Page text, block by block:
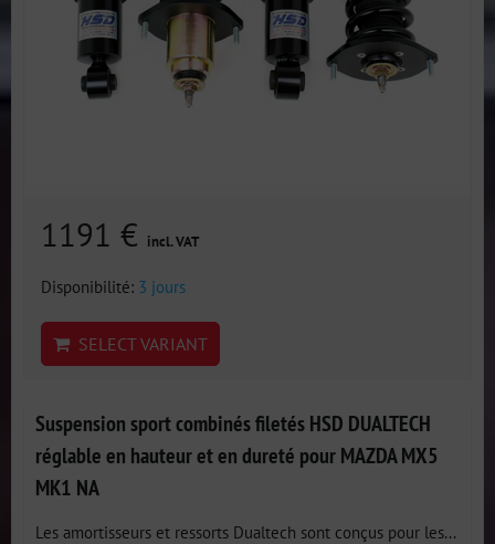
1191 € incl. VAT
Disponibilité: 3 jours
SELECT VARIANT
Suspension sport combinés filetés HSD DUALTECH
réglable en hauteur et en dureté pour MAZDA MX5
MK1 NA
Les amortisseurs et ressorts Dualtech sont conçus pour les...